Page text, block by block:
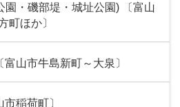
園・磯部堤・城址公園) 〔富山
町ほか〕
山市牛島新町～大泉〕
稲荷町〕